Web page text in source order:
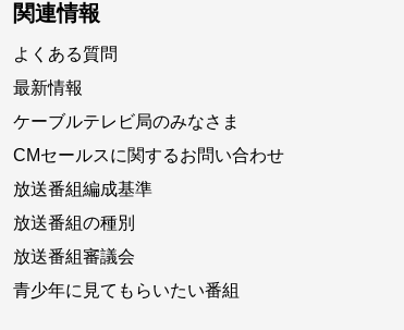
関連情報
よくある質問
最新情報
ケーブルテレビ局のみなさま
CMセールスに関するお問い合わせ
放送番組編成基準
放送番組の種別
放送番組審議会
青少年に見てもらいたい番組